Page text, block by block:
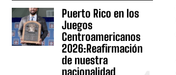
Puerto Rico en los
Juegos
Centroamericanos
2026:Reafirmación
de nuestra
nacionalidad